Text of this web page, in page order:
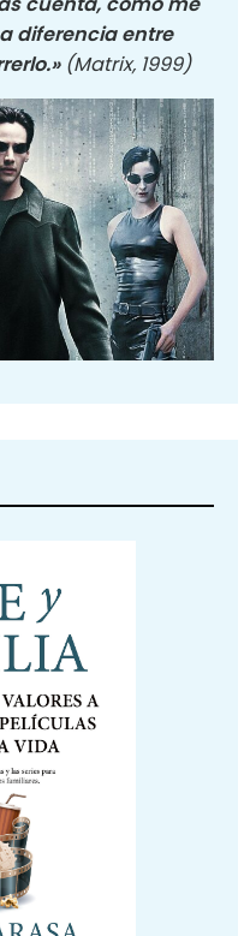
diferencia entre
(Matrix, 1999)